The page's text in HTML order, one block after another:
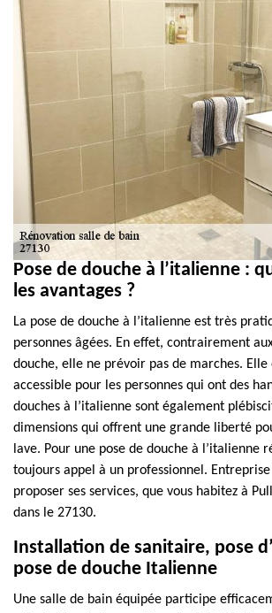
Pose de douche à l’italienne :
les avantages ?
La pose de douche à l’italienne est très
personnes âgées. En effet, contrairement
douche, elle ne prévoir pas de marches.
accessible pour les personnes qui ont des
douches à l’italienne sont également
dimensions qui offrent une grande liberté
lave. Pour une pose de douche à l’italienne
toujours appel à un professionnel. Entreprise
proposer ses services, que vous habitez à
dans le 27130.
Installation de sanitaire, pose
pose de douche Italienne
Une salle de bain équipée participe